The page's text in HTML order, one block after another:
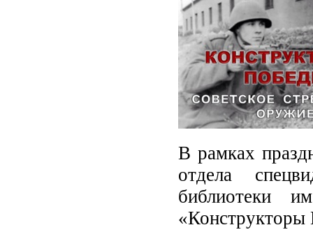
В рамках
отдела
библиотеки
«Конструкторы